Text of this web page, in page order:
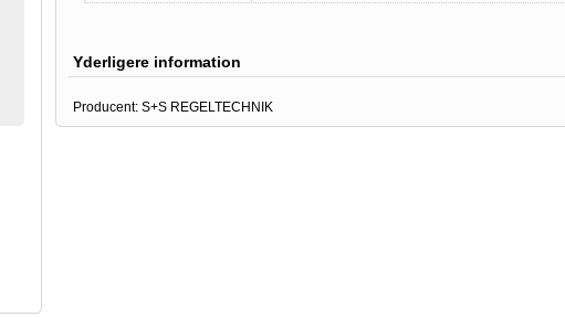
Yderligere information
Producent: S+S REGELTECHNIK